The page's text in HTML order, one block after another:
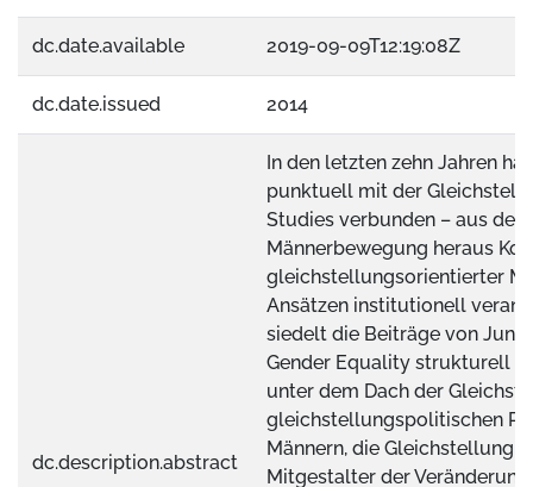
dc.date.available 2019-09-09T12:19:08Z
dc.date.issued 2014
dc.description.abstract
In den letzten zehn Jahren
punktuell mit der
Studies verbunden – aus der
Männerbewegung heraus
gleichstellungsorientierter
Ansätzen institutionell
siedelt die Beiträge von
Gender Equality strukturell
unter dem Dach der
gleichstellungspolitischen
Männern, die Gleichstellung
Mitgestalter der